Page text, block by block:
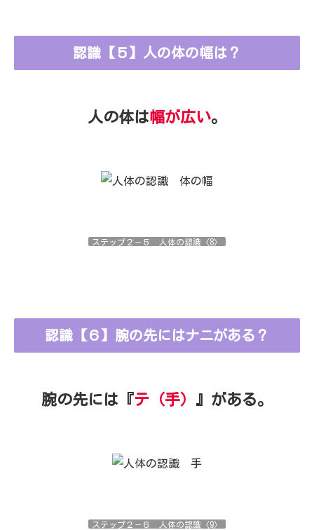
認識【５】人の体の幅は？
人の体は幅が広い。
ステップ２－５ 人体の認識〈8〉
認識【６】腕の先にはナニがある？
腕の先には『テ（手） 』がある。
ステップ２－６ 人体の認識〈9〉